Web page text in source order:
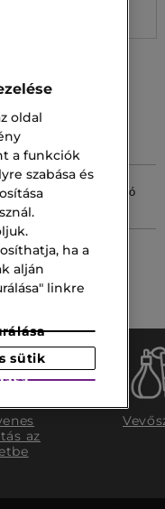
Bőrnyugtató
az
oldal
a funkciók
szabása és
ha a
alján
linkre